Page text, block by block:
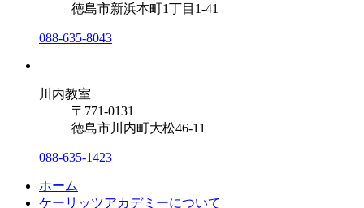
徳島市新浜本町1丁目1-41
088-635-8043
川内教室
〒771-0131
徳島市川内町大松46-11
088-635-1423
ホーム
ケーリッツアカデミーについて